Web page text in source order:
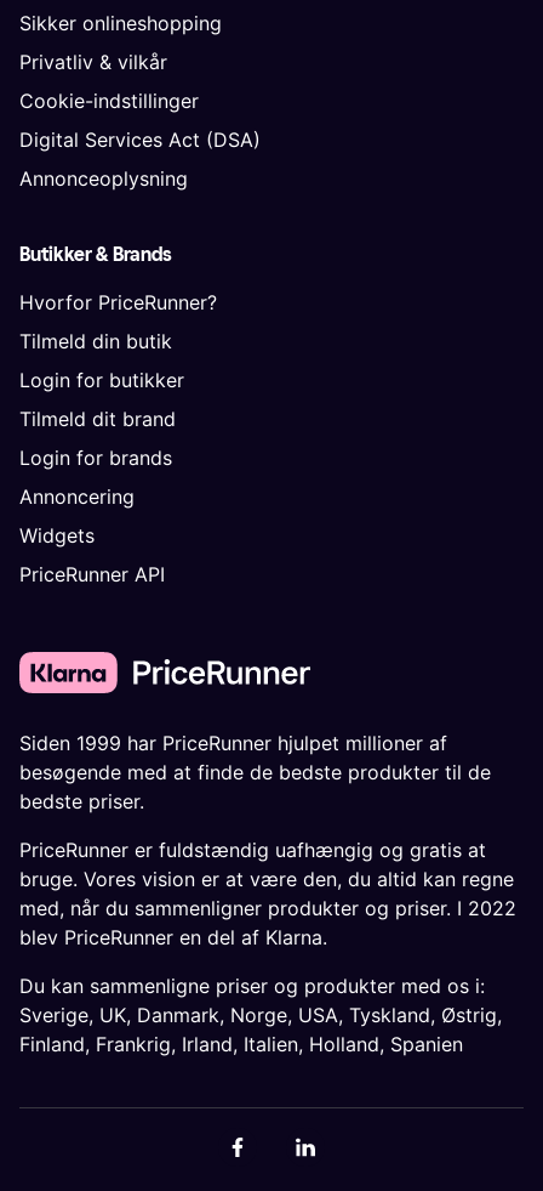
Sikker onlineshopping
Privatliv & vilkår
Cookie-indstillinger
Digital Services Act (DSA)
Annonceoplysning
Butikker & Brands
Hvorfor PriceRunner?
Tilmeld din butik
Login for butikker
Tilmeld dit brand
Login for brands
Annoncering
Widgets
PriceRunner API
Siden 1999 har PriceRunner hjulpet millioner af
besøgende med at finde de bedste produkter til de
bedste priser.
PriceRunner er fuldstændig uafhængig og gratis at
bruge. Vores vision er at være den, du altid kan regne
med, når du sammenligner produkter og priser. I 2022
blev PriceRunner en del af Klarna.
Du kan sammenligne priser og produkter med os i:
Sverige, UK, Danmark, Norge, USA, Tyskland, Østrig,
Finland, Frankrig, Irland, Italien, Holland, Spanien